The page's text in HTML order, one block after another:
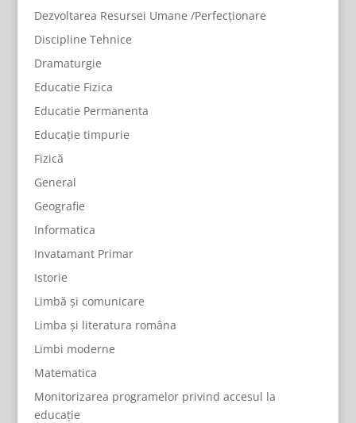
Dezvoltarea Resursei Umane /Perfecționare
Discipline Tehnice
Dramaturgie
Educatie Fizica
Educatie Permanenta
Educație timpurie
Fizică
General
Geografie
Informatica
Invatamant Primar
Istorie
Limbă și comunicare
Limba și literatura româna
Limbi moderne
Matematica
Monitorizarea programelor privind accesul la
educație